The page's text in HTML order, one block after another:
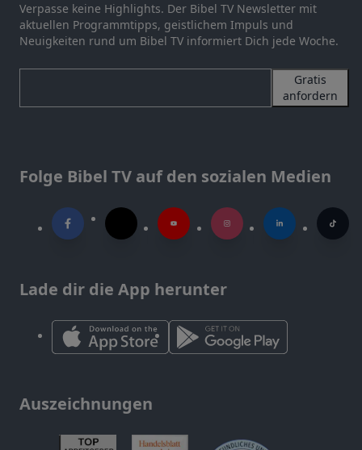
Verpasse keine Highlights. Der Bibel TV Newsletter mit
aktuellen Programmtipps, geistlichem Impuls und
Neuigkeiten rund um Bibel TV informiert Dich jede Woche.
Gratis
anfordern
Folge Bibel TV auf den sozialen Medien
Lade dir die App herunter
Auszeichnungen